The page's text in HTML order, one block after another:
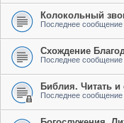
Колокольный
Последнее сообщение
Схождение
Последнее сообщение
Библия. Читать и
Последнее сообщение